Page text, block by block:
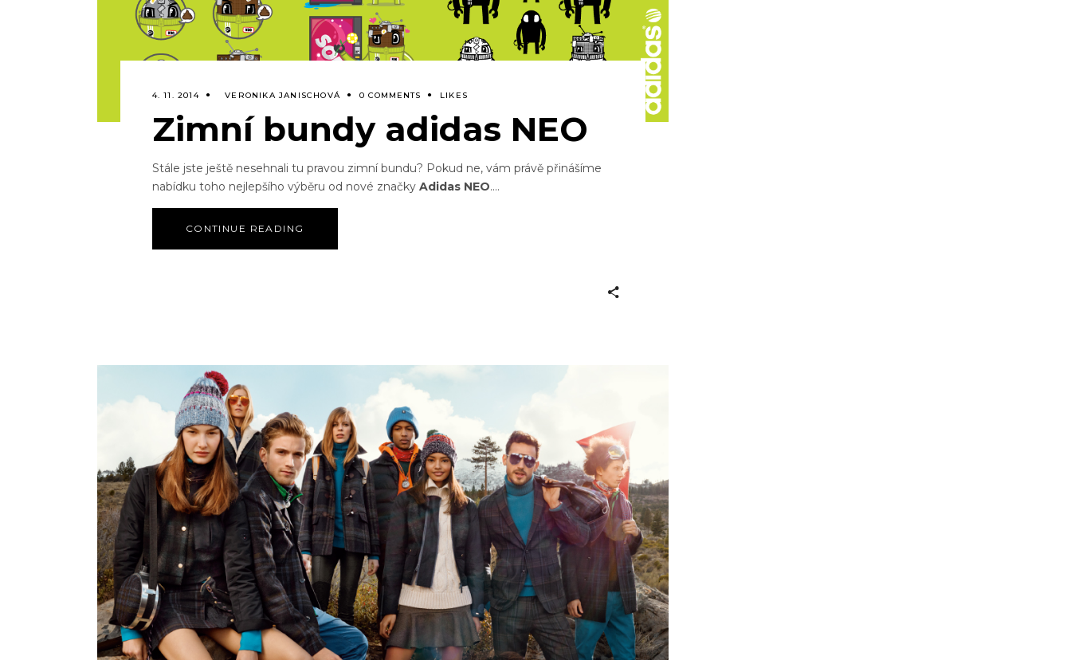
4. 11. 2014 VERONIKA JANISCHOVÁ 0 COMMENTS LIKES
Zimní bundy adidas NEO
Stále jste ještě nesehnali tu pravou zimní bundu? Pokud ne, vám právě přinášíme
nabídku toho nejlepšího výběru od nové značkyAdidas NEO.
CONTINUE READING